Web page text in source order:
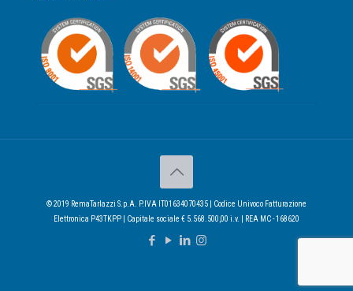
© 2019 RemaTarlazzi S.p.A. P.IVA IT01634070435 | Codice Univoco Fatturazione
Elettronica P43TKPP | Capitale sociale € 5.568.500,00 i.v. | REA MC - 168620